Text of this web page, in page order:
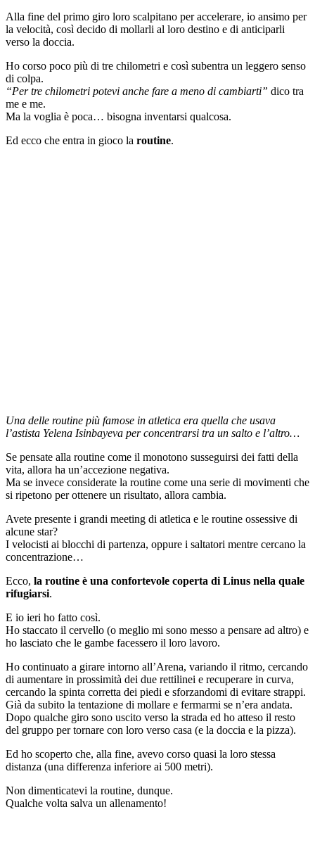
Alla fine del primo giro loro scalpitano per accelerare, io ansimo per
la velocità, così decido di mollarli al loro destino e di anticiparli
verso la doccia.
Ho corso poco più di tre chilometri e così subentra un leggero senso
di colpa.
“Per tre chilometri potevi anche fare a meno di cambiarti” dico tra
me e me.
Ma la voglia è poca… bisogna inventarsi qualcosa.
Ed ecco che entra in gioco la routine.
Una delle routine più famose in atletica era quella che usava
l’astista Yelena Isinbayeva per concentrarsi tra un salto e l’altro…
Se pensate alla routine come il monotono susseguirsi dei fatti della
vita, allora ha un’accezione negativa.
Ma se invece considerate la routine come una serie di movimenti che
si ripetono per ottenere un risultato, allora cambia.
Avete presente i grandi meeting di atletica e le routine ossessive di
alcune star?
I velocisti ai blocchi di partenza, oppure i saltatori mentre cercano la
concentrazione…
Ecco, la routine è una confortevole coperta di Linus nella quale
rifugiarsi.
E io ieri ho fatto così.
Ho staccato il cervello (o meglio mi sono messo a pensare ad altro) e
ho lasciato che le gambe facessero il loro lavoro.
Ho continuato a girare intorno all’Arena, variando il ritmo, cercando
di aumentare in prossimità dei due rettilinei e recuperare in curva,
cercando la spinta corretta dei piedi e sforzandomi di evitare strappi.
Già da subito la tentazione di mollare e fermarmi se n’era andata.
Dopo qualche giro sono uscito verso la strada ed ho atteso il resto
del gruppo per tornare con loro verso casa (e la doccia e la pizza).
Ed ho scoperto che, alla fine, avevo corso quasi la loro stessa
distanza (una differenza inferiore ai 500 metri).
Non dimenticatevi la routine, dunque.
Qualche volta salva un allenamento!